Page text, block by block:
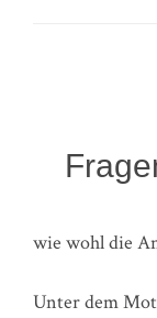
wie wohl die
Unter dem